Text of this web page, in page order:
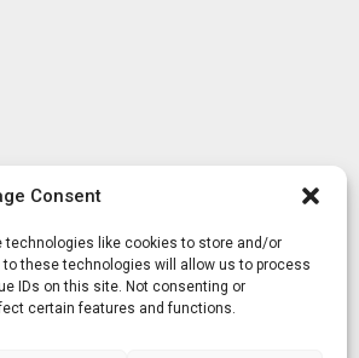
Consent
technologies like cookies to store and/or
these technologies will allow us to process
IDs on this site. Not consenting or
certain features and functions.